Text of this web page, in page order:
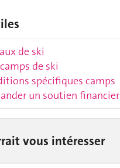
de ski
de ski
spécifiques camps
un soutien financier
vous intéresser